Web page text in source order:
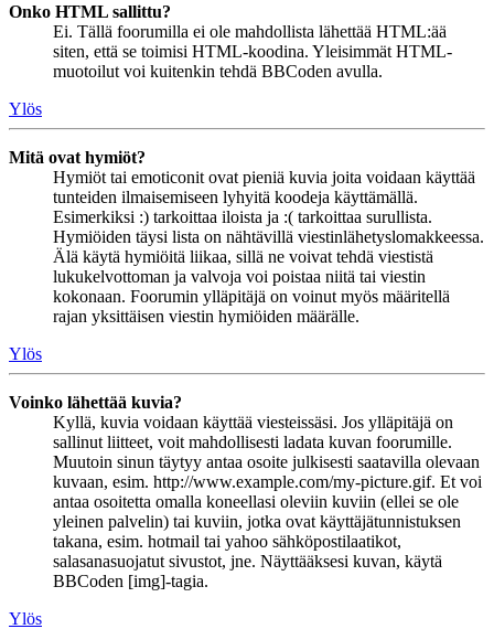
Onko HTML sallittu?
Ei. Tällä foorumilla ei ole mahdollista lähettää HTML:ää
siten, että se toimisi HTML-koodina. Yleisimmät HTML-
muotoilut voi kuitenkin tehdä BBCoden avulla.
Ylös
Mitä ovat hymiöt?
Hymiöt tai emoticonit ovat pieniä kuvia joita voidaan käyttää
tunteiden ilmaisemiseen lyhyitä koodeja käyttämällä.
Esimerkiksi :) tarkoittaa iloista ja :( tarkoittaa surullista.
Hymiöiden täysi lista on nähtävillä viestinlähetyslomakkeessa.
Älä käytä hymiöitä liikaa, sillä ne voivat tehdä viestistä
lukukelvottoman ja valvoja voi poistaa niitä tai viestin
kokonaan. Foorumin ylläpitäjä on voinut myös määritellä
rajan yksittäisen viestin hymiöiden määrälle.
Ylös
Voinko lähettää kuvia?
Kyllä, kuvia voidaan käyttää viesteissäsi. Jos ylläpitäjä on
sallinut liitteet, voit mahdollisesti ladata kuvan foorumille.
Muutoin sinun täytyy antaa osoite julkisesti saatavilla olevaan
kuvaan, esim. http://www.example.com/my-picture.gif. Et voi
antaa osoitetta omalla koneellasi oleviin kuviin (ellei se ole
yleinen palvelin) tai kuviin, jotka ovat käyttäjätunnistuksen
takana, esim. hotmail tai yahoo sähköpostilaatikot,
salasanasuojatut sivustot, jne. Näyttääksesi kuvan, käytä
BBCoden [img]-tagia.
Ylös